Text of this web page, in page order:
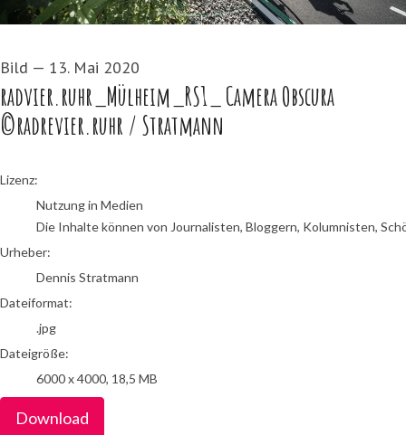
Bild — 13. Mai 2020
radvier.ruhr_Mülheim_RS1_ Camera Obscura
©radrevier.ruhr / Stratmann
Dennis Stratmann
Lizenz:
Nutzung in Medien
Die Inhalte können von Journalisten, Bloggern, Kolumnisten,
Urheber:
Dennis Stratmann
Dateiformat:
.jpg
Dateigröße:
6000 x 4000, 18,5 MB
Download